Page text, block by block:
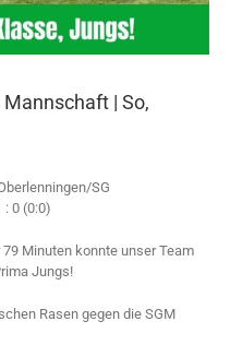
| So,
​SG
0 (0:0)
Minuten konnte unser Team
Jungs!
Rasen gegen die SGM